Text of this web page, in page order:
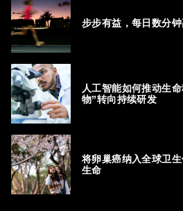
步步有益，每日数分
人工智能如何推动生
物”转向持续研发
将卵巢癌纳入全球卫
生命